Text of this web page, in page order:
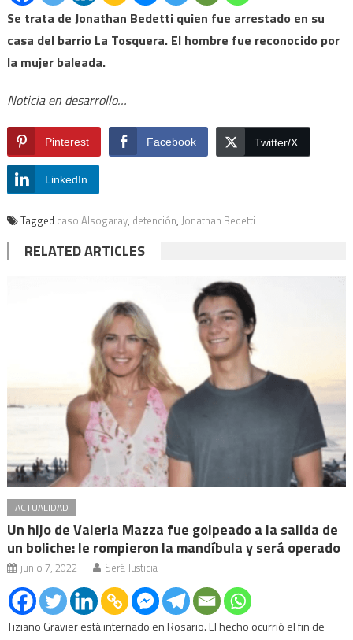
Se trata de Jonathan Bedetti quien fue arrestado en su
casa del barrio La Tosquera. El hombre fue reconocido por
la mujer baleada.
Noticia en desarrollo…
Pinterest Facebook Twitter/X
LinkedIn
Tagged caso Alsogaray, detención, Jonathan Bedetti
RELATED ARTICLES
ACTUALIDAD
Un hijo de Valeria Mazza fue golpeado a la salida de
un boliche: le rompieron la mandíbula y será operado
junio 7, 2022 Será Justicia
Tiziano Gravier está internado en Rosario. El hecho ocurrió el fin de